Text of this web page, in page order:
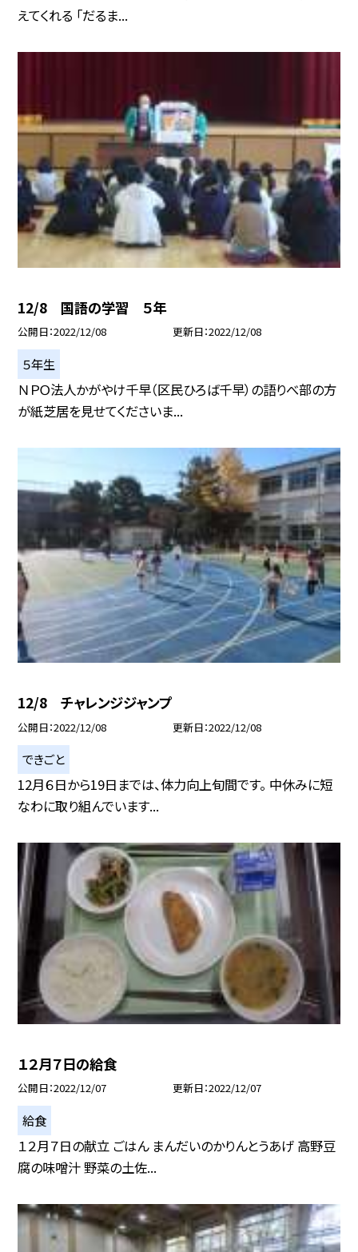
えてくれる 「だるま...
12/8 国語の学習 ５年
公開日 2022/12/08 更新日 2022/12/08
５年生
ＮＰＯ法人かがやけ千早（区民ひろば千早）の語りべ部の方
が紙芝居を見せてくださいま...
12/8 チャレンジジャンプ
公開日 2022/12/08 更新日 2022/12/08
できごと
12月６日から19日までは、体力向上旬間です。 中休みに短
なわに取り組んでいます...
１２月７日の給食
公開日 2022/12/07 更新日 2022/12/07
給食
１２月７日の献立 ごはん まんだいのかりんとうあげ 高野豆
腐の味噌汁 野菜の土佐...